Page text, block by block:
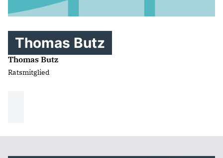
Thomas Butz
Thomas Butz
Ratsmitglied